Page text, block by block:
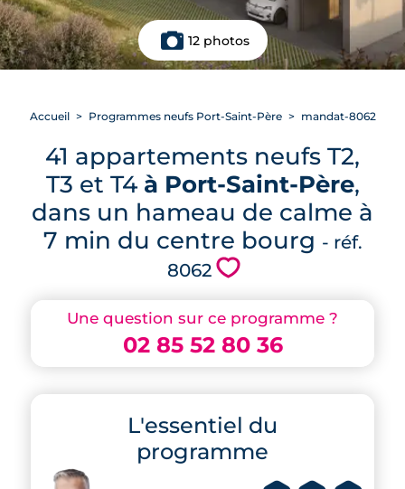
12 photos
Une question sur ce programme ?
02 85 52 80 36
L'essentiel du
programme
Accueil Programmes neufs Port-Saint-Père mandat-8062
41 appartements neufs T2,
T3 et T4 à Port-Saint-Père,
dans un hameau de calme à
7 min du centre bourg - réf.
8062 💗